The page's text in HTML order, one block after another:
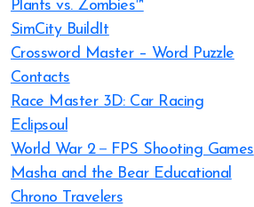
Plants vs. Zombies™
SimCity BuildIt
Crossword Master – Word Puzzle
Contacts
Race Master 3D: Car Racing
Eclipsoul
World War 2－FPS Shooting Games
Masha and the Bear Educational
Chrono Travelers